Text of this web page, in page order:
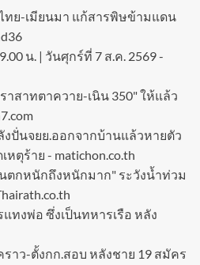
ทย-เมียนมา แก้สารพิษข้ามแดน
น. | วันศุกร์ที่ 7 ส.ค. 2569 -
าสาทตาควาย-เนิน 350" ให้แล้ว
งปั่นจยย.ออกจากบ้านแล้วหายตัว
ตุร้าย - matichon.co.th
ตกหนักถึงหนักมาก" ระวังน้ำท่วม
ทงพ่อ ซึ่งเป็นทหารเรือ หลัง
าว-ตั้งกก.สอบ หลังชาย 19 สมัคร